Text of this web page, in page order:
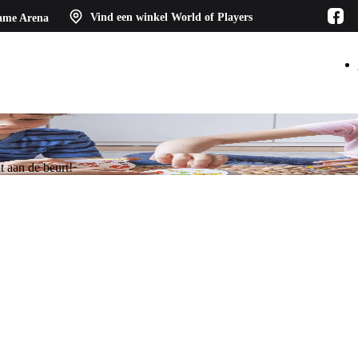
Arena Vind een winkel World of Players
aan de beurt!